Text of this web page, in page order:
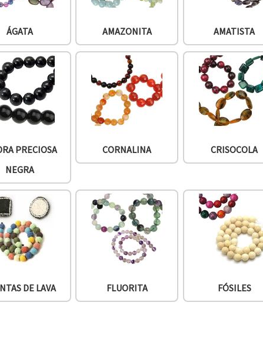
ÁGATA AMAZONITA AMATISTA
PRECIOSA
NEGRA
CORNALINA CRISOCOLA
DE LAVA FLUORITA FÓSILES